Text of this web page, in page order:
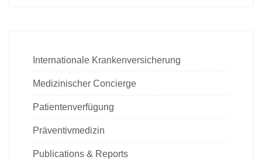
Internationale Krankenversicherung
Medizinischer Concierge
Patientenverfügung
Präventivmedizin
Publications & Reports